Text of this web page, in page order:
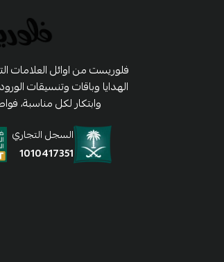
فلوريست من اوائل العلامات
الهدايا وباقات وتنسيقات
وابتكار لكل مناسبة،
السجل التجاري
1010417351